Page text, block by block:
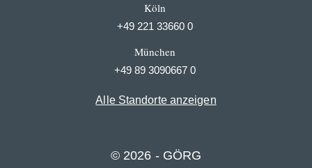
Köln
+49 221 33660 0
München
+49 89 3090667 0
Alle Standorte anzeigen
© 2026 - GÖRG